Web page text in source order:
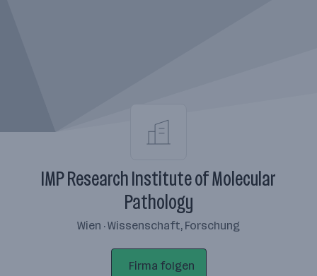
IMP Research Institute of Molecular
Pathology
Wien · Wissenschaft, Forschung
Firma folgen